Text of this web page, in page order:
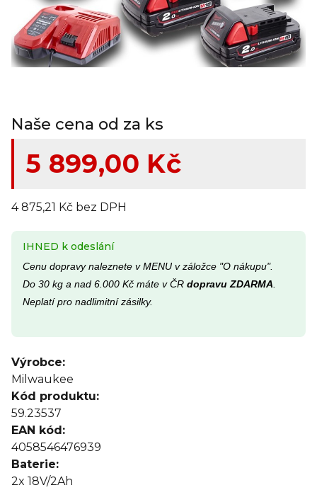
Naše cena od za ks
5 899,00 Kč
4 875,21 Kč bez DPH
IHNED k odeslání
Cenu dopravy naleznete v MENU v záložce "O nákupu".
Do 30 kg a nad 6.000 Kč máte v ČR dopravu ZDARMA
Neplatí pro nadlimitní zásilky.
Výrobce:
Milwaukee
Kód produktu:
59.23537
EAN kód:
4058546476939
Baterie:
2x 18V/2Ah